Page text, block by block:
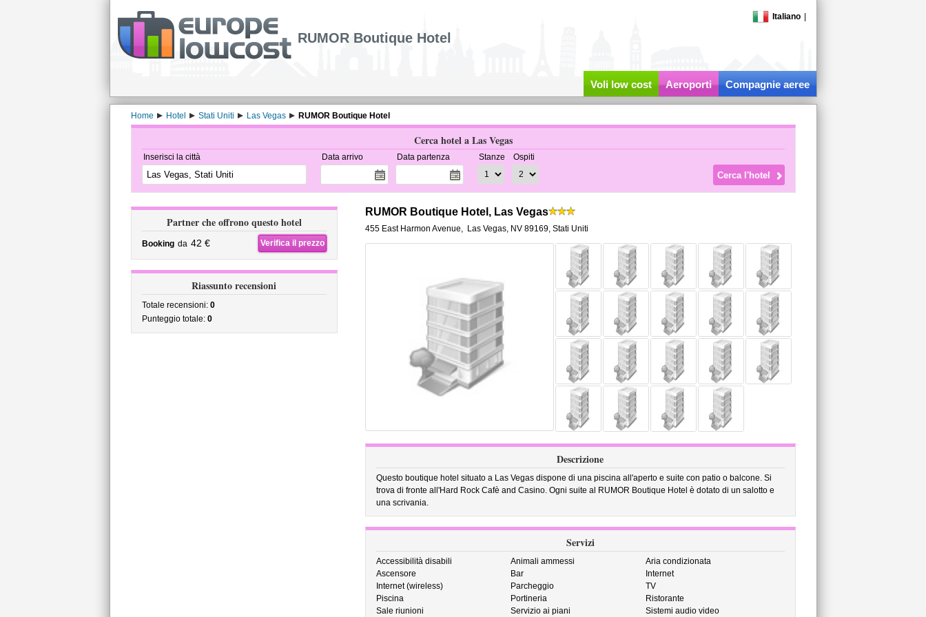
Italiano
RUMOR Boutique Hotel
Voli low cost Aeroporti Compagnie aeree
Home Hotel Stati Uniti Las Vegas RUMOR Boutique Hotel
Cerca hotel a Las Vegas
Inserisci la città Data arrivo Data partenza Stanze Ospiti
Partner che offrono questo hotel
Booking da 42 € Verifica il prezzo
Riassunto recensioni
Totale recensioni: 0
Punteggio totale: 0
RUMOR Boutique Hotel, Las Vegas
455 East Harmon Avenue, Las Vegas, NV 89169, Stati Uniti
Descrizione
Questo boutique hotel situato a Las Vegas dispone di una piscina all'aperto e suite con patio o balcone. Si
trova di fronte all'Hard Rock Cafè and Casino. Ogni suite al RUMOR Boutique Hotel è dotato di un salotto e
una scrivania.
Servizi
Accessibilità disabili Animali ammessi
Aria condizionata
Ascensore
Bar
Internet
Internet (wireless)
Parcheggio
TV
Piscina
Portineria
Ristorante
Sale riunioni
Servizio ai piani Sistemi audio video